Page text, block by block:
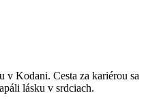
v Kodani. Cesta za kariérou sa
lásku v srdciach.